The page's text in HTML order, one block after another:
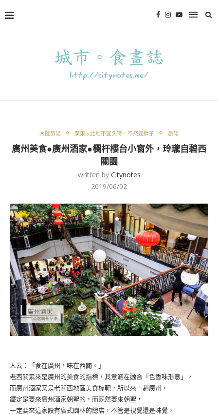
大陸旅誌 廣東☼此地不宜久待，不然變胖子 旅誌
廣州美食●廣州酒家●欄杆樓台小窗外，玲瓏自碧西
關園
written by Citynotes
2019/06/02
人云：「食在廣州，味在西關。」
老西關素來是廣州的美食的指標，其意涵在融合「色香味形意」，
而廣州酒家又是老關西地區美食標靶，所以來一趟廣州，
鐵定是要來廣州酒家朝聖的，而既然要來朝聖，
一定要來這家設有廣式園林的總店，不管是視覺還是味覺，